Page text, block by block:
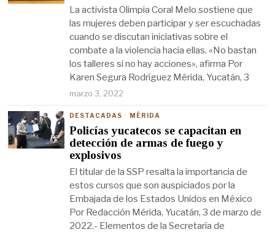
La activista Olimpia Coral Melo sostiene que
las mujeres deben participar y ser escuchadas
cuando se discutan iniciativas sobre el
combate a la violencia hacia ellas. «No bastan
los talleres si no hay acciones», afirma Por
Karen Segura Rodríguez Mérida, Yucatán, 3
marzo 3, 2022
DESTACADAS · MÉRIDA
Policías yucatecos se capacitan en
detección de armas de fuego y
explosivos
El titular de la SSP resalta la importancia de
estos cursos que son auspiciados por la
Embajada de los Estados Unidos en México
Por Redacción Mérida, Yucatán, 3 de marzo de
2022.- Elementos de la Secretaría de